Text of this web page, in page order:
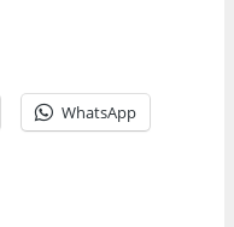
WhatsApp